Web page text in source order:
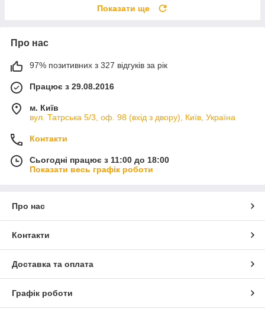
Показати ще
Про нас
97% позитивних з 327 відгуків за рік
Працює з 29.08.2016
м. Київ
вул. Татрська 5/3, оф. 98 (вхід з двору), Київ, Україна
Контакти
Сьогодні працює з 11:00 до 18:00
Показати весь графік роботи
Про нас
Контакти
Доставка та оплата
Графік роботи